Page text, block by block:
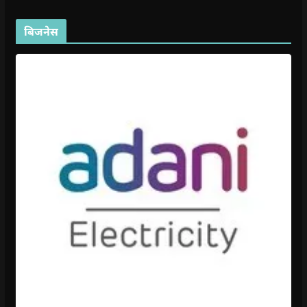
बिजनेस